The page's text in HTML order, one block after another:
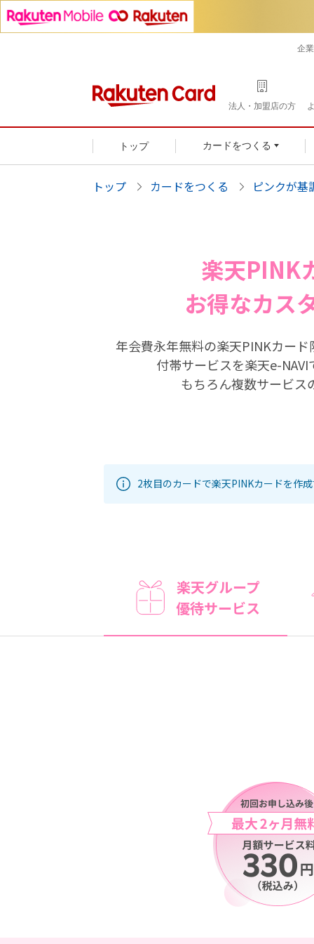
企
法人・加盟店の方
トップ カードをつくる
トップ カードをつくる ピンクが
楽天PINK
お得なカス
年会費永年無料の楽天PINKカー
付帯サービスを楽天e-
もちろん複数サービス
2枚目のカードで楽天PINKカードを作
楽天グループ
優待サービス